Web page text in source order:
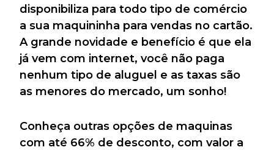
disponibiliza para todo tipo de comércio
a sua maquininha para vendas no cartão.
A grande novidade e benefício é que ela
já vem com internet, você não paga
nenhum tipo de aluguel e as taxas são
as menores do mercado, um sonho!
Conheça outras opções de maquinas
com até 66% de desconto, com valor a